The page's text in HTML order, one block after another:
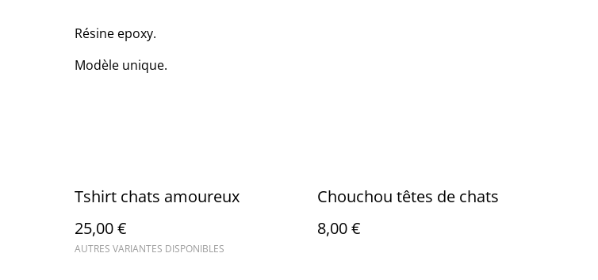
Résine epoxy.
Modèle unique.
Tshirt chats amoureux
25,00 €
AUTRES VARIANTES DISPONIBLES
Chouchou têtes de chats
8,00 €